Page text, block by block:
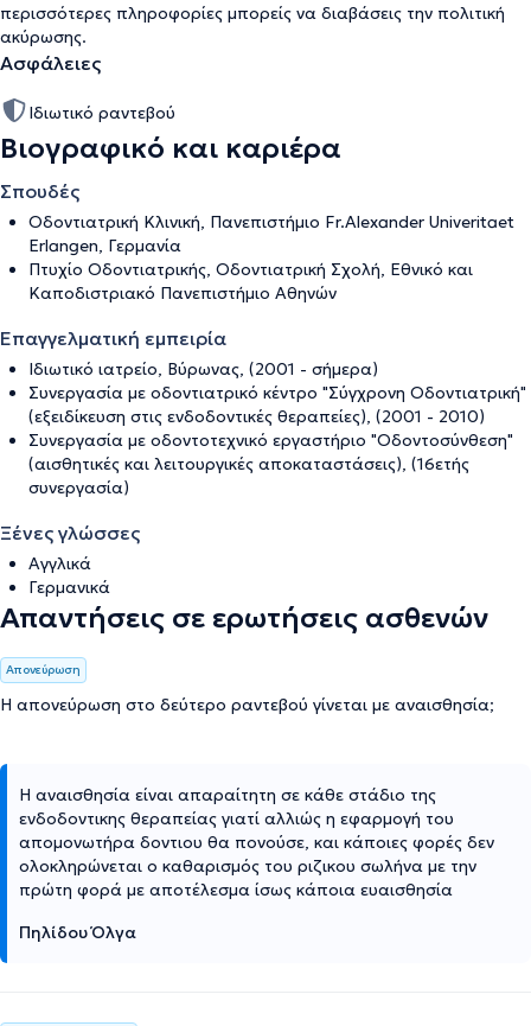
περισσότερες πληροφορίες μπορείς να διαβάσεις την πολιτική
ακύρωσης.
Ασφάλειες
Ιδιωτικό ραντεβού
Βιογραφικό και καριέρα
Σπουδές
Οδοντιατρική Κλινική, Πανεπιστήμιο Fr.Alexander Univeritaet
Erlangen, Γερμανία
Πτυχίο Οδοντιατρικής, Οδοντιατρική Σχολή, Εθνικό και
Καποδιστριακό Πανεπιστήμιο Αθηνών
Επαγγελματική εμπειρία
Ιδιωτικό ιατρείο, Βύρωνας, (2001 - σήμερα)
Συνεργασία με οδοντιατρικό κέντρο "Σύγχρονη Οδοντιατρική"
(εξειδίκευση στις ενδοδοντικές θεραπείες), (2001 - 2010)
Συνεργασία με οδοντοτεχνικό εργαστήριο "Οδοντοσύνθεση"
(αισθητικές και λειτουργικές αποκαταστάσεις), (16ετής
συνεργασία)
Ξένες γλώσσες
Αγγλικά
Γερμανικά
Απαντήσεις σε ερωτήσεις ασθενών
Απονεύρωση
Η απονεύρωση στο δεύτερο ραντεβού γίνεται με αναισθησία;
Η αναισθησία είναι απαραίτητη σε κάθε στάδιο της
ενδοδοντικης θεραπείας γιατί αλλιώς η εφαρμογή του
απομονωτήρα δοντιου θα πονούσε, και κάποιες φορές δεν
ολοκληρώνεται ο καθαρισμός του ριζικου σωλήνα με την
πρώτη φορά με αποτέλεσμα ίσως κάποια ευαισθησία
Πηλίδου Όλγα